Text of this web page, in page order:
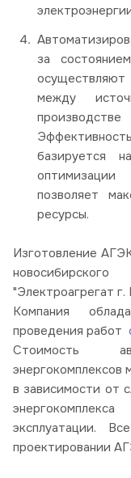
за
между
базируется
позволяет
ресурсы.
Изготовление
"Электроагрегат
Компания
проведения работ
Стоимость
энергокомплексов
в зависимости от
эксплуатации.
проектировании